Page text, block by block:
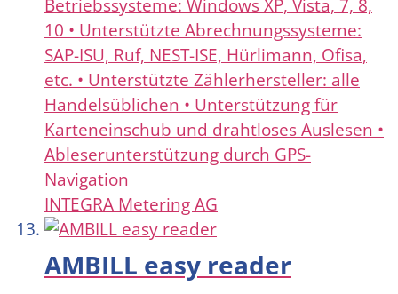
Betriebssysteme: Windows XP, Vista, 7, 8,
10 • Unterstützte Abrechnungssysteme:
SAP-ISU, Ruf, NEST-ISE, Hürlimann, Ofisa,
etc. • Unterstützte Zählerhersteller: alle
Handelsüblichen • Unterstützung für
Karteneinschub und drahtloses Auslesen •
Ableserunterstützung durch GPS-
Navigation
INTEGRA Metering AG
AMBILL easy reader